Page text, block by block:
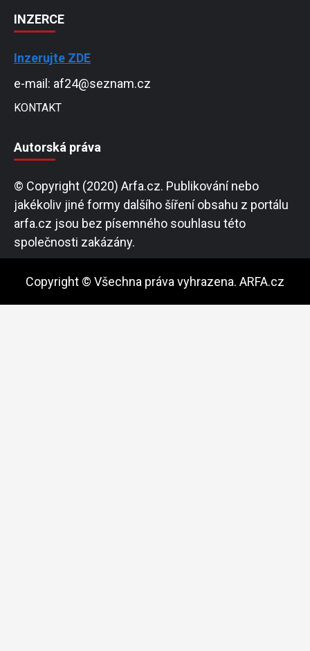
INZERCE
Inzerujte ZDE
e-mail: af24@seznam.cz
KONTAKT
Autorská práva
© Copyright (2020) Arfa.cz. Publikování nebo
jakékoliv jiné formy dalšího šíření obsahu z portálu
arfa.cz jsou bez písemného souhlasu této
společnosti zakázány.
Copyright © Všechna práva vyhrazena. ARFA.cz